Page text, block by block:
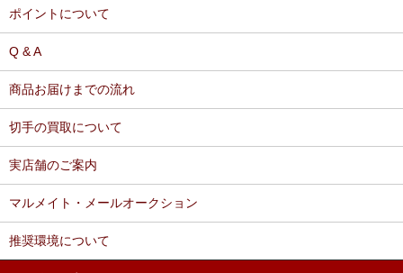
ポイントについて
Q & A
商品お届けまでの流れ
切手の買取について
実店舗のご案内
マルメイト・メールオークション
推奨環境について